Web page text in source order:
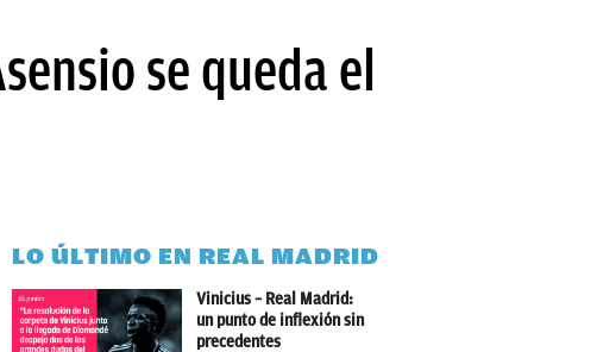
se queda el
LO ÚLTIMO EN REAL MADRID
Vinicius – Real Madrid:
un punto de inflexión sin
precedentes